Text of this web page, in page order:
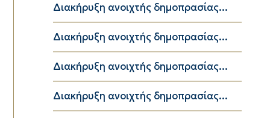
Διακήρυξη ανοιχτής δημοπρασίας...
Διακήρυξη ανοιχτής δημοπρασίας...
Διακήρυξη ανοιχτής δημοπρασίας...
Διακήρυξη ανοιχτής δημοπρασίας...